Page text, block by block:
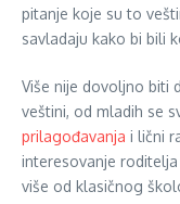
pitanje koje su to
savladaju kako bi bili
Više nije dovoljno biti
veštini, od mladih se
prilagođavanja i lični
interesovanje
više od klasičnog